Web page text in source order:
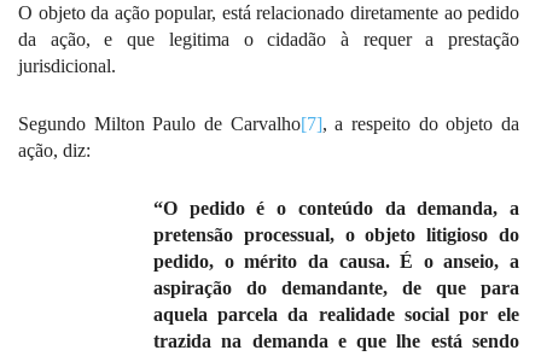
O objeto da ação popular, está relacionado diretamente ao pedido
da ação, e que legitima o cidadão à requer a prestação
jurisdicional.
Segundo Milton Paulo de Carvalho[7], a respeito do objeto da
ação, diz:
“O pedido é o conteúdo da demanda, a
pretensão processual, o objeto litigioso do
pedido, o mérito da causa. É o anseio, a
aspiração do demandante, de que para
aquela parcela da realidade social por ele
trazida na demanda e que lhe está sendo